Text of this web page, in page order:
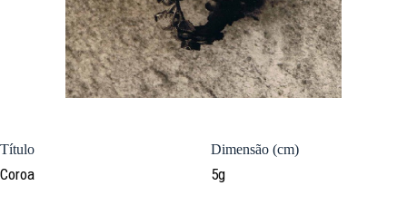
Título
Coroa
Dimensão (cm)
5g